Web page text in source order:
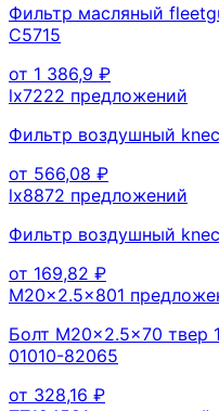
Фильтр масляный
C5715
от 1 386,9 ₽
lx7222 предложений
Фильтр воздушный
от 566,08 ₽
lx8872 предложений
Фильтр воздушный
от 169,82 ₽
M20x2.5x801
Болт M20x2.5x70 твер
01010-82065
от 328,16 ₽